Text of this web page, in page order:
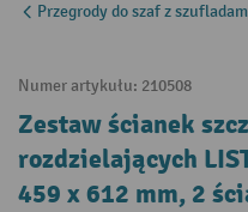
Przegrody do szaf z
Numer artykułu: 210508
Zestaw ścianek
rozdzielających
459 x 612 mm, 2